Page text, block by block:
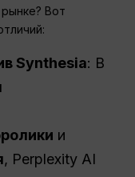
Вот
Synthesia: В
и
, Perplexity AI